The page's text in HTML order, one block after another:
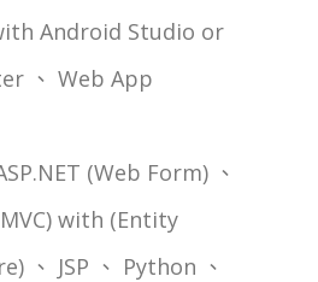
Android Studio or
、 Web App
(Web Form) 、
with (Entity
、 JSP 、 Python 、